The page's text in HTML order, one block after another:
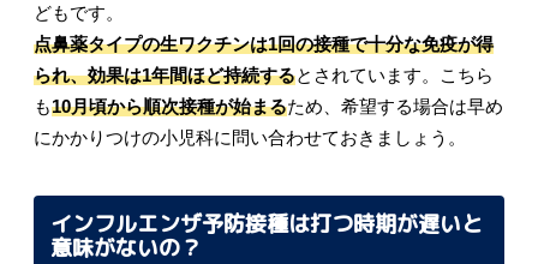
どもです。
点鼻薬タイプの生ワクチンは1回の接種で十分な免疫が得
られ、効果は1年間ほど持続するとされています。こちら
も10月頃から順次接種が始まるため、希望する場合は早め
にかかりつけの小児科に問い合わせておきましょう。
インフルエンザ予防接種は打つ時期が遅いと
意味がないの？